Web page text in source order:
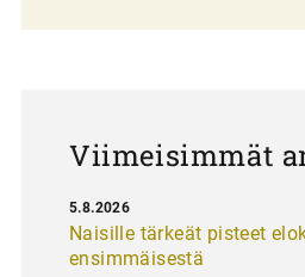
Viimeisimmät
Naisille tärkeät pisteet
ensimmäisestä
5.8.2026